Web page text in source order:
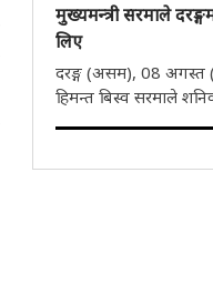
मुख्यमन्त्री सरमाले
लिए
दरङ्ग (असम), 08 अगस्त
हिमन्त बिस्व सरमाले शनिवार दरङ्ग जिल्लामा आएको
गरे।